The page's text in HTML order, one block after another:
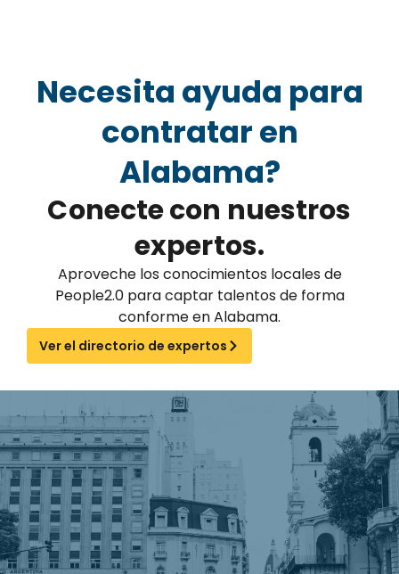
Necesita ayuda para
contratar en
Alabama?
Conecte con nuestros
expertos.
Aproveche los conocimientos locales de
People2.0 para captar talentos de forma
conforme en Alabama.
Ver el directorio de expertos